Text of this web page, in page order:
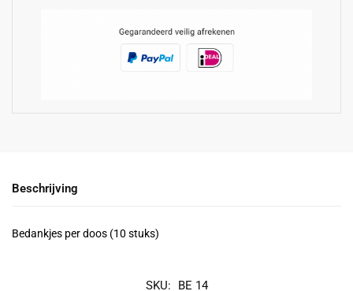
Beschrijving
Bedankjes per doos (10 stuks)
SKU:
BE 14